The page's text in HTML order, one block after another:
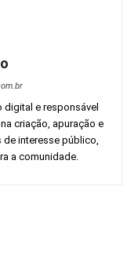
digital e responsável
criação, apuração e
interesse público,
a comunidade.